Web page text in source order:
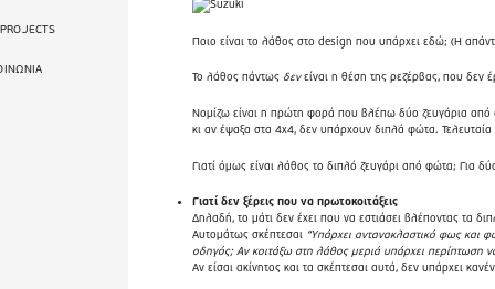
Ποιο είναι το λάθος στο design που υπάρχει εδώ; (Η
Το λάθος πάντως δενείναι η θέση της ρεζέρβας, που δεν
Νομίζω είναι η πρώτη φορά που βλέπω δύο ζευγάρια από
κι αν έψαξα στα 4x4, δεν υπάρχουν διπλά φώτα. Τελευταία
Γιατί όμως είναι λάθος το διπλό ζευγάρι από φώτα; Για
Γιατί δεν ξέρεις που να πρωτοκοιτάξεις
Δηλαδή, το μάτι δεν έχει που να εστιάσει βλέποντας τα
Αυτομάτως σκέπτεσαι “Υπάρχει αντανακλαστικό φως και
οδηγός; Αν κοιτάξω στη λάθος μεριά υπάρχει περίπτωση
Αν είσαι ακίνητος και τα σκέπτεσαι αυτά, δεν υπάρχει